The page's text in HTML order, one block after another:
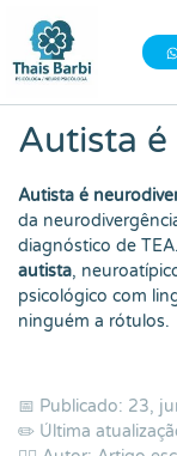
Baixe meu E-book
Bem-estar"!
Autista
Autista é
da
diagnóstico de
autista,
psicológico com
ninguém a rótulos.
📅 Publicado: 23,
✏️ Última